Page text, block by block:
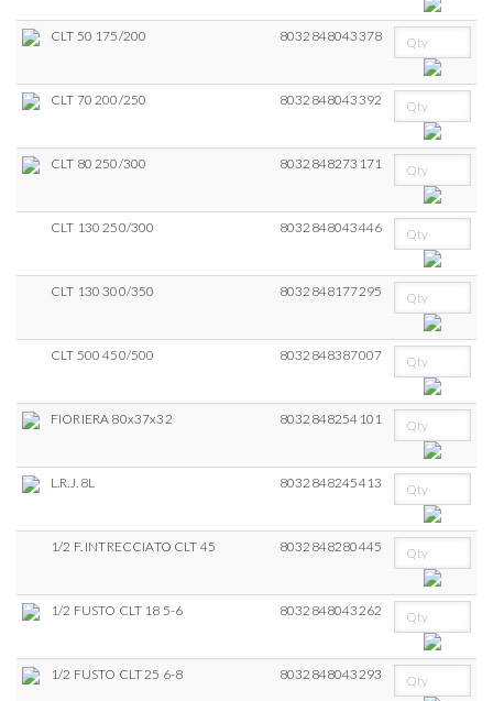
CLT 50 175/200 8032848043378
CLT 70 200/250 8032848043392
CLT 80 250/300 8032848273171
CLT 130 250/300 8032848043446
CLT 130 300/350 8032848177295
CLT 500 450/500 8032848387007
FIORIERA 80x37x32 8032848254101
L.R.J. 8L 8032848245413
1/2 F. INTRECCIATO CLT 45 8032848280445
1/2 FUSTO CLT 18 5-6 8032848043262
1/2 FUSTO CLT 25 6-8 8032848043293